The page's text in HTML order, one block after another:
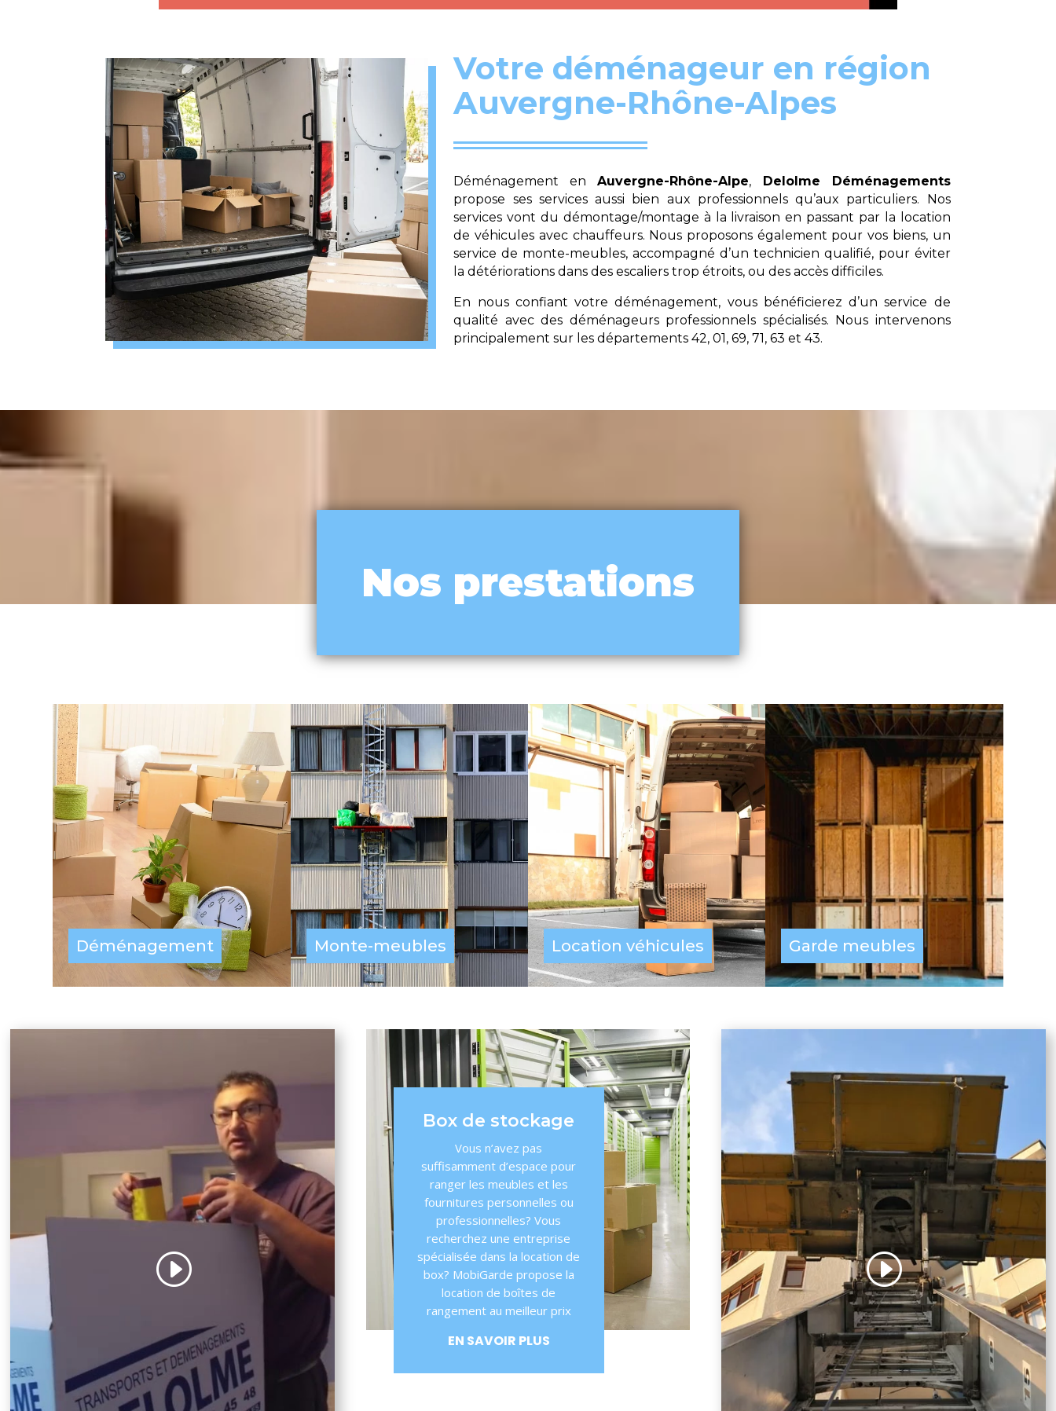
Votre déménageur en région
Auvergne-Rhône-Alpes
Déménagement enAuvergne-Rhône-Alpe, Delolme Déménagements
propose ses services aussi bien aux professionnels qu’aux particuliers. Nos
services vont du démontage/montage à la livraison en passant par la location
de véhicules avec chauffeurs. Nous proposons également pour vos biens, un
service de monte-meubles, accompagné d’un technicien qualifié, pour éviter
la détériorations dans des escaliers trop étroits, ou des accès difficiles.
En nous confiant votre déménagement, vous bénéficierez d’un service de
qualité avec des déménageurs professionnels spécialisés. Nous intervenons
principalement sur les départements 42, 01, 69, 71, 63 et 43.
Nos prestations
Déménagement Monte-meubles Location véhicules Garde meubles
Box de stockage
Vous n’avez pas
suffisamment d’espace pour
ranger les meubles et les
fournitures personnelles ou
professionnelles? Vous
recherchez une entreprise
spécialisée dans la location de
box? MobiGarde propose la
location de boîtes de
rangement au meilleur prix
EN SAVOIR PLUS